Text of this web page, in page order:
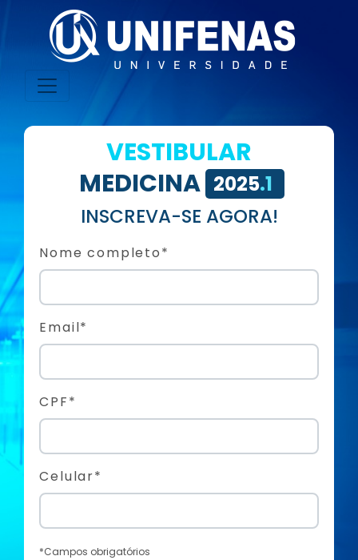
VESTIBULAR
MEDICINA 2025.1
INSCREVA-SE AGORA!
Nome completo*
Email*
CPF*
Celular*
*Campos obrigatórios